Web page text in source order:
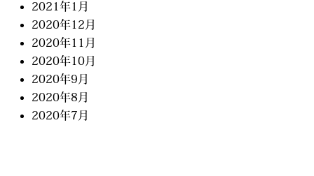
2021年1月
2020年12月
2020年11月
2020年10月
2020年9月
2020年8月
2020年7月